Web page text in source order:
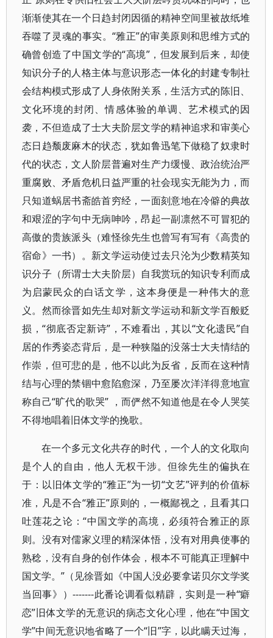
渐渐使其在一个日趋封闭因循的精神空间里被故纸堆
吞噬了灵魂的事实。“雅正”的审美原则和思维方式的
确曾创造了中国文学的“高境”，但发展到后来，却使
知识分子的人格主体与意识形态一体化的封建专制社
会结构模式形成了人身依附关系，生活方式的陈旧、
文化环境的封闭、情感体验的单调、艺术模式的因
袭，不但造成了士大夫阶层文学的精神追求和审美心
态日趋颓废麻木的状态，犹如鲁迅笔下做稳了奴隶时
代的状态，文人阶层普遍对生产力缓慢、政治统治严
重腐败、矛盾危机日益严重的社会现实无能为力，而
只知道蜗居书斋皓首穷经，一面刻意地在冷僻的典故
和艰涩的字句中无病呻吟，昂起一副凛然不可冒犯的
高傲的贵族派头（难怪徐先生也曾写有写有《高贵的
宿命》一书）。新文学运动使过去只沦为少数精英知
识分子（所谓士大夫阶层）自我赏玩的知识专利而成
为启蒙民众的白话文学，这本身便是一种伟大的意
义。然而徐晋如先生却对新文学运动和新文学百般贬
损，“彻底否定新诗”，不难看出，其以“文化遗民”自
居的作秀姿态背后，是一种狭隘的没落士大夫情结的
作崇，但可悲的是，他不以此为反省，反而在这种情
结与心理的禁锢中愈陷愈深，乃至屡次洋洋得意地宣
称自己“旷代的歌哭” ，而俨然不知道他是在令人哭笑
不得地唱着旧体文学的挽歌。
在一个多元文化共存的时代，一个人的文化取向
是个人的自由，他人无权干涉。但徐先生的偏执在
于：以旧体文学的“雅正”为一切“文艺”评判的价值标
准，凡是不合“雅正”原则的，一概鄙视之，且看其口
吐莲花之论：“中国文学的高境，必须符合雅正的原
则。没有对儒家义理的精深体悟，没有对用典使事的
熟稔，没有自身的创作体会，根本不可能真正理解中
国文学。”（见徐晋如《中国人没必要拿诺贝尔文学奖
当回事》）-------此番论调看似精辟，实则是一种“癖
恋”旧体文学的无意识的病态文化心理，他在“中国文
学”中间无意识地省略了一个“旧”字，以此瞒天过海，